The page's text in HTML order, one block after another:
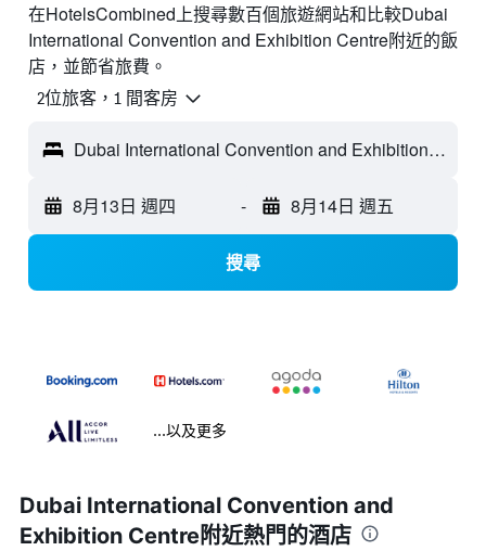
在HotelsCombined上搜尋數百個旅遊網站和比較Dubai
International Convention and Exhibition Centre附近的飯
店，並節省旅費。
2位旅客，1 間客房
Dubai International Convention and Exhibition Centre - 杜拜, 阿拉伯聯合大公國
8月13日 週四 - 8月14日 週五
搜尋
...以及更多
Dubai International Convention and
Exhibition Centre附近熱門的酒店